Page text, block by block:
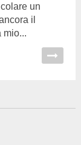
un
il
mio...